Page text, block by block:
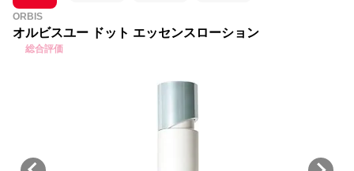
ORBIS
オルビスユー ドット エッセンスローション
総合評価